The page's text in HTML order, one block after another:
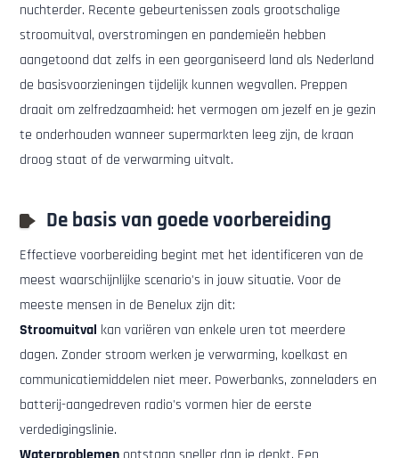
nuchterder. Recente gebeurtenissen zoals grootschalige
stroomuitval, overstromingen en pandemieën hebben
aangetoond dat zelfs in een georganiseerd land als Nederland
de basisvoorzieningen tijdelijk kunnen wegvallen. Preppen
draait om zelfredzaamheid: het vermogen om jezelf en je gezin
te onderhouden wanneer supermarkten leeg zijn, de kraan
droog staat of de verwarming uitvalt.
De basis van goede voorbereiding
Effectieve voorbereiding begint met het identificeren van de
meest waarschijnlijke scenario's in jouw situatie. Voor de
meeste mensen in de Benelux zijn dit:
Stroomuitval kan variëren van enkele uren tot meerdere
dagen. Zonder stroom werken je verwarming, koelkast en
communicatiemiddelen niet meer. Powerbanks, zonneladers en
batterij-aangedreven radio's vormen hier de eerste
verdedigingslinie.